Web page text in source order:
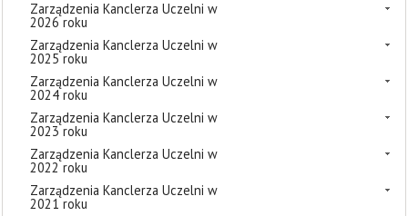
Zarządzenia Kanclerza Uczelni w
2026 roku
Zarządzenia Kanclerza Uczelni w
2025 roku
Zarządzenia Kanclerza Uczelni w
2024 roku
Zarządzenia Kanclerza Uczelni w
2023 roku
Zarządzenia Kanclerza Uczelni w
2022 roku
Zarządzenia Kanclerza Uczelni w
2021 roku